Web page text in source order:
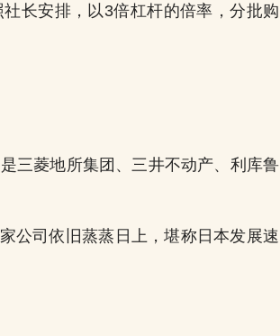
长安排，以3倍杠杆的倍率，分批购
三菱地所集团、三井不动产、利库鲁
公司依旧蒸蒸日上，堪称日本发展速